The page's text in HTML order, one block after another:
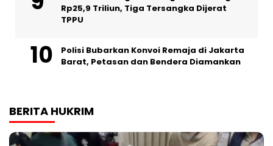
Rp25,9 Triliun, Tiga Tersangka Dijerat
TPPU
Polisi Bubarkan Konvoi Remaja di Jakarta
Barat, Petasan dan Bendera Diamankan
BERITA HUKRIM